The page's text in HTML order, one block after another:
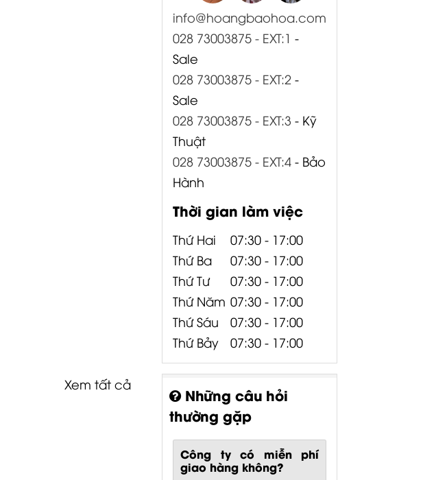
Xem tất cả
info@hoangbaohoa.com
028 73003875 - EXT:1 -
Sale
028 73003875 - EXT:2 -
Sale
028 73003875 - EXT:3 - Kỹ
Thuật
028 73003875 - EXT:4 - Bảo
Hành
Thời gian làm việc
Thứ Hai
07:30 - 17:00
Thứ Ba
07:30 - 17:00
Thứ Tư
07:30 - 17:00
Thứ Năm 07:30 - 17:00
Thứ Sáu
07:30 - 17:00
Thứ Bảy
07:30 - 17:00
Những câu hỏi
thường gặp
Công ty có miễn phí
giao hàng không?